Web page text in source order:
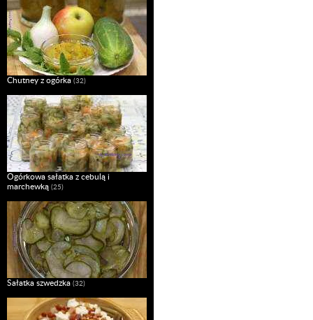
Chutney z ogórka (32)
Ogórkowa sałatka z cebulą i
marchewką (25)
Sałatka szwedzka (32)